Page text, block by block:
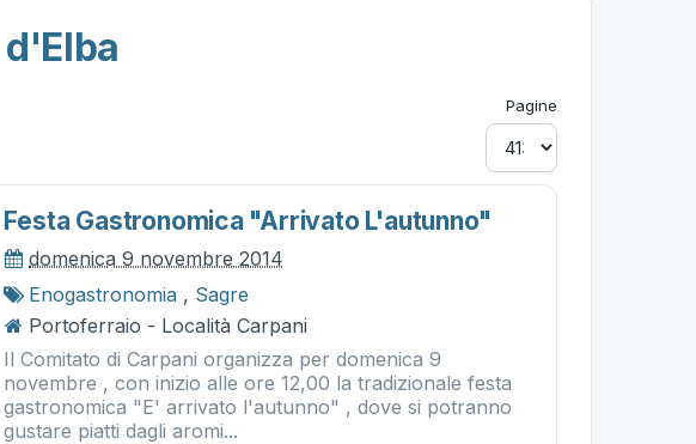
Pagine
Festa Gastronomica "arrivato L'autunno"
domenica 9 novembre 2014
Enogastronomia , Sagre
Portoferraio - Località Carpani
Il Comitato di Carpani organizza per domenica 9
novembre , con inizio alle ore 12,00 la tradizionale festa
gastronomica "E' arrivato l'autunno" , dove si potranno
gustare piatti dagli aromi...